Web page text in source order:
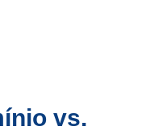
vs.